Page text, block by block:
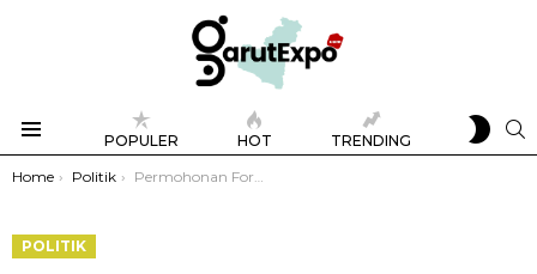
POPULER HOT TRENDING
SKIN
You are here:
Home Politik Permohonan Formulir C1 Pemilu 2024 Tidak Kunjung Direspon, Ketum FPPG: KPU Garut Tidak Transparan dan Akuntabel
POLITIK